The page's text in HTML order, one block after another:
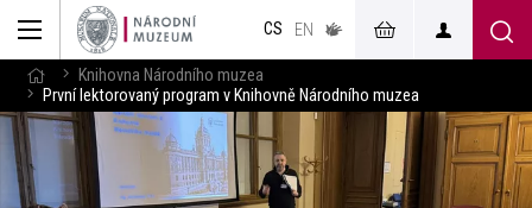
CS EN
v českém
jazyce
Knihovna Národního muzea
První lektorovaný program v Knihovně Národního muzea